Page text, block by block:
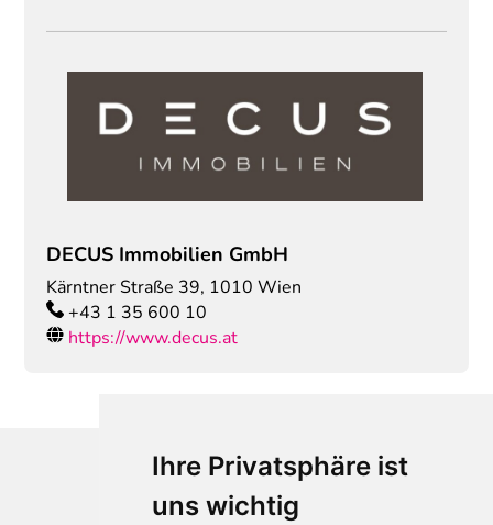
Ihre Privatsphäre ist
uns wichtig
DECUS Immobilien GmbH
Kärntner Straße 39, 1010 Wien
+43 1 35 600 10
https://www.decus.at